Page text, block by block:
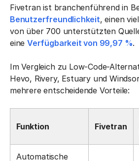
Fivetran ist branchenführend in
Benutzerfreundlichkeit, einen
von über 700 unterstützten
eineVerfügbarkeit von 99,97 %.
Im Vergleich zu Low-Code-
Hevo, Rivery, Estuary und
mehrere entscheidende Vorteile:
Funktion Fivetran
Automatische